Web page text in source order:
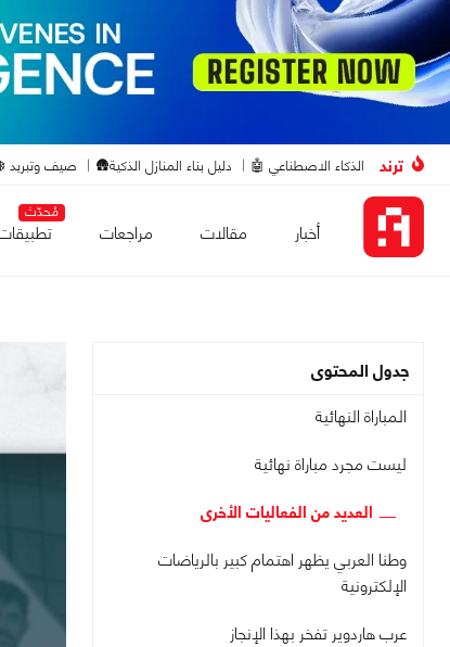
ترند الذكاء الاصطناعي 🤖 دليل بناء المنازل الذكية🛖 صيف وتبريد
أخبار مقالات مراجعات
مُحدّث
جدول المحتوى
المباراة النهائية
ليست مجرد مباراة نهائية
العديد من الفعاليات الأخرى
وطنا العربي يظهر اهتمام كبير بالرياضات
الإلكترونية
عرب هاردوير تفخر بهذا الإنجاز